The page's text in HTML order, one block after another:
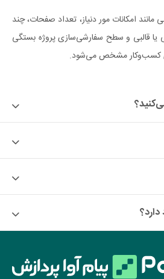
امکانات مور دنیاز، تعداد صفحات، چند
یا قالبی و سطح سفارشی‌سازی پروژه بستگی
کسب‌وکار مشخص می‌شود.